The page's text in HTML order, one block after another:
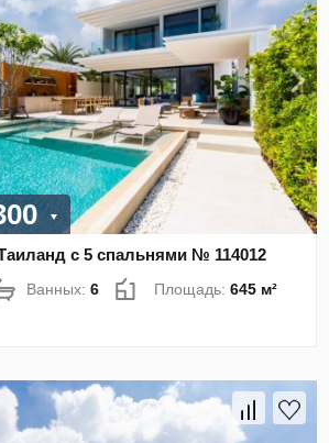
с 5 спальнями № 114012
Ванных:6 Площадь:645 м²